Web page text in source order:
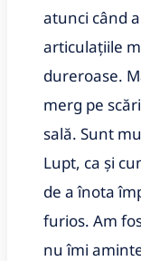
atunci când
articulațiile
dureroase.
merg pe
sală. Sunt
Lupt, ca și
de a înota
furios. Am
nu îmi